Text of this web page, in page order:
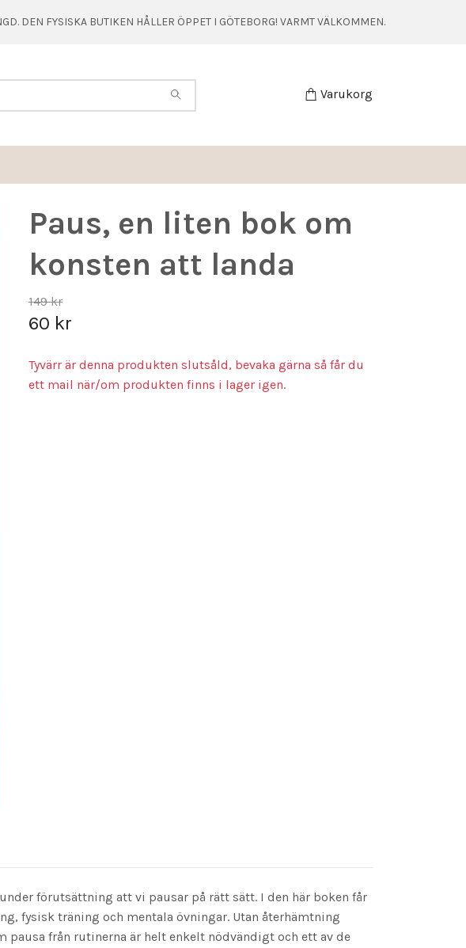
DEN FYSISKA BUTIKEN HÅLLER ÖPPET I GÖTEBORG! VARMT VÄLKOMMEN.
Varukorg
Paus, en liten bok om
konsten att landa
149 kr
60 kr
Tyvärr är denna produkten slutsåld, bevaka gärna så får du
ett mail när/om produkten finns i lager igen.
förutsättning att vi pausar på rätt sätt. I den här boken får
fysisk träning och mentala övningar. Utan återhämtning
från rutinerna är helt enkelt nödvändigt och ett av de